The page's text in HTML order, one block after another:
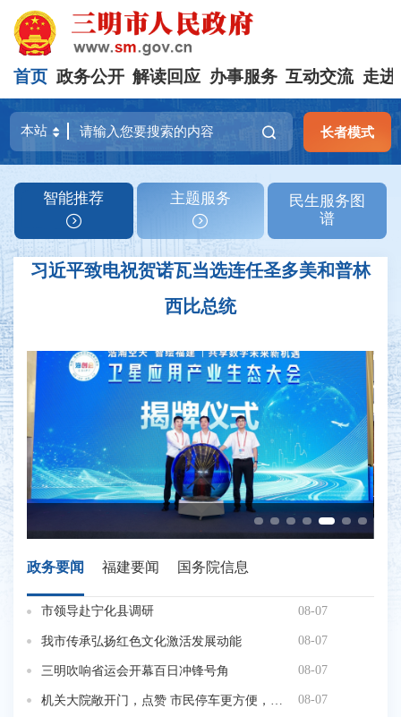
首页 政务公开 解读回应 办事服务 互动交流 走进
长者模式
智能推荐 主题服务
民生服务图
谱
习近平致电祝贺诺瓦当选连任圣多美和普林
西比总统
政务要闻 福建要闻 国务院信息
市领导赴宁化县调研 08-07
我市传承弘扬红色文化激活发展动能 08-07
三明吹响省运会开幕百日冲锋号角 08-07
08-07